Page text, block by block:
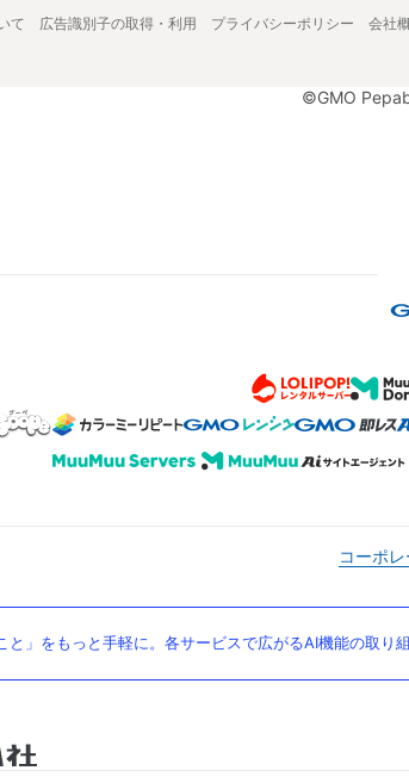
て 広告識別子の取得・利用 プライバシーポリシー 会社
©GMO
コーポ
と」をもっと手軽に。各サービスで広がるAI機能の取り